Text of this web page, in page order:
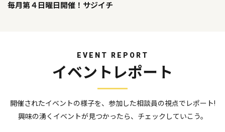
毎月第４日曜日開催！サジイチ
EVENT REPORT
イベントレポート
開催されたイベントの様子を、参加した相談員の視点でレポート!
興味の湧くイベントが見つかったら、チェックしていこう。